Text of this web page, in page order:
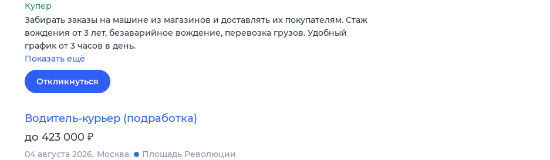
Купер
Забирать заказы на машине из магазинов и доставлять их покупателям. Стаж
вождения от 3 лет, безаварийное вождение, перевозка грузов. Удобный
график от 3 часов в день.
Показать ещё
Откликнуться
Водитель-курьер (подработка)
до 423 000 ₽
04 августа 2026 Москва
Площадь Революции